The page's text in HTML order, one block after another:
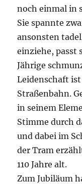
noch einmal in
Sie spannte
ansonsten
einziehe, passt
Jährige
Leidenschaft
Straßenbahn.
in seinem
Stimme durch
und dabei im
der Tram
110 Jahre alt.
Zum Jubiläum